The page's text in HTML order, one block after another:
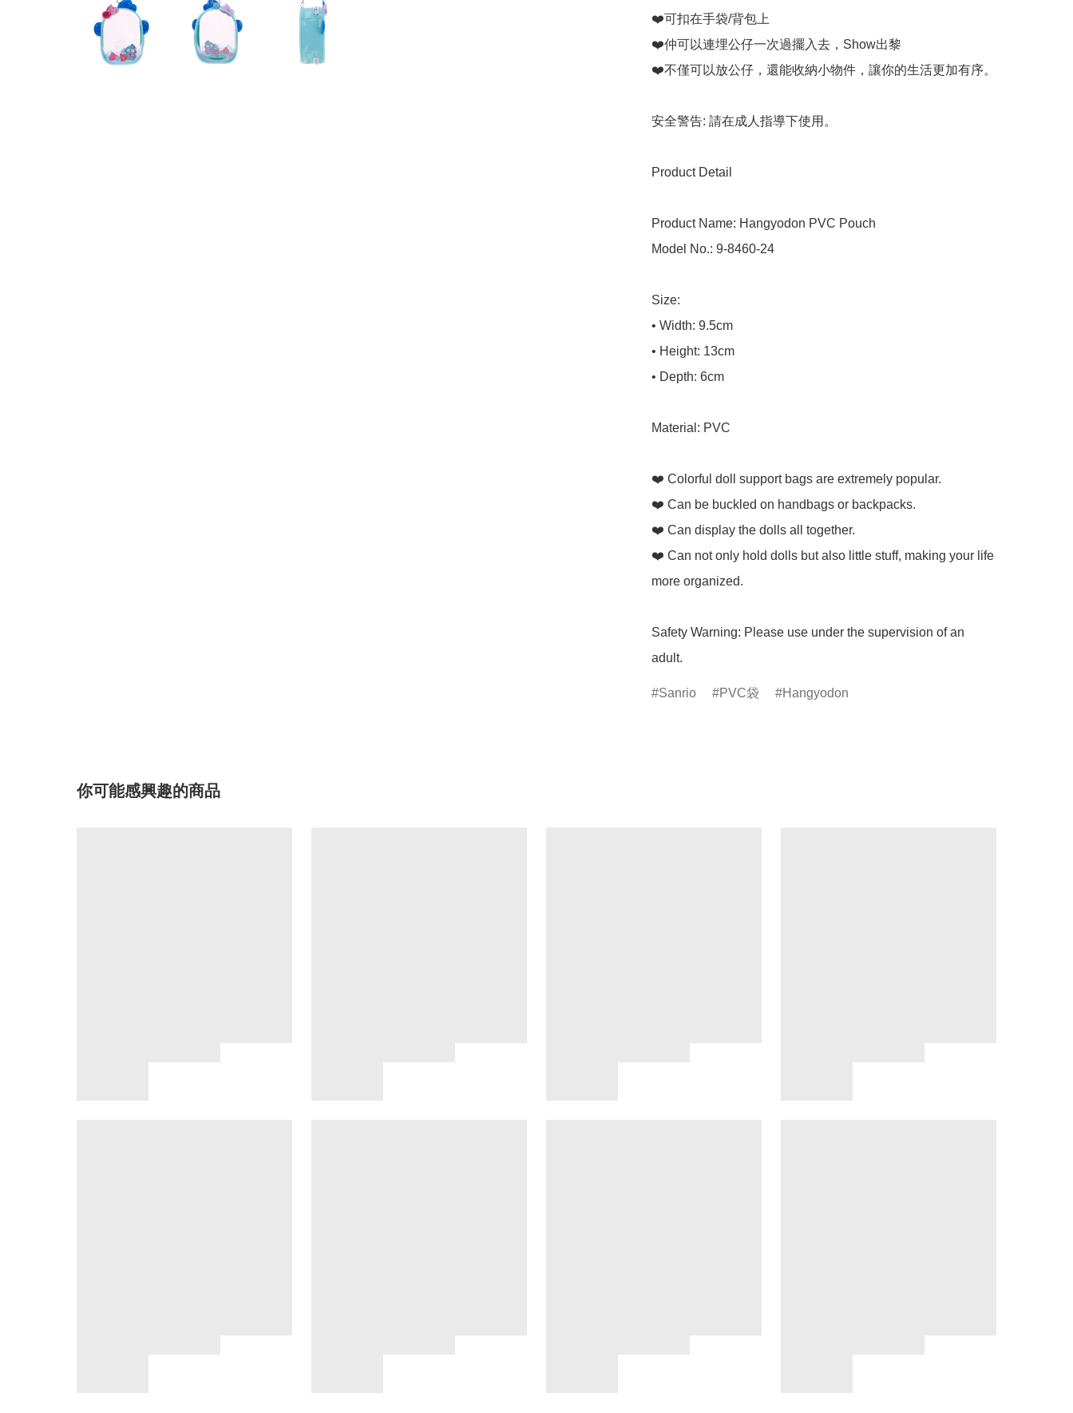
❤️可扣在手袋/背包上
❤️仲可以連埋公仔一次過擺入去，Show出黎
❤️不僅可以放公仔，還能收納小物件，讓你的生活更加有序。
安全警告: 請在成人指導下使用。
Product Detail
Product Name: Hangyodon PVC Pouch
Model No.: 9-8460-24
Size:
• Width: 9.5cm
• Height: 13cm
• Depth: 6cm
Material: PVC
❤️ Colorful doll support bags are extremely popular.
❤️ Can be buckled on handbags or backpacks.
❤️ Can display the dolls all together.
❤️ Can not only hold dolls but also little stuff, making your life
more organized.
Safety Warning: Please use under the supervision of an
adult.
Sanrio PVC袋 Hangyodon
你可能感興趣的商品